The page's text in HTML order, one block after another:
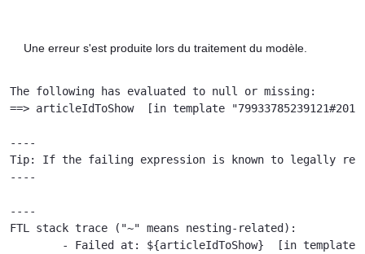
Une erreur s'est produite lors du traitement du modèle.
The following has evaluated to null or missing:
==> articleIdToShow  [in template
----
Tip: If the failing expression is known to legally refer
----
----
FTL stack trace ("~" means nesting-related):